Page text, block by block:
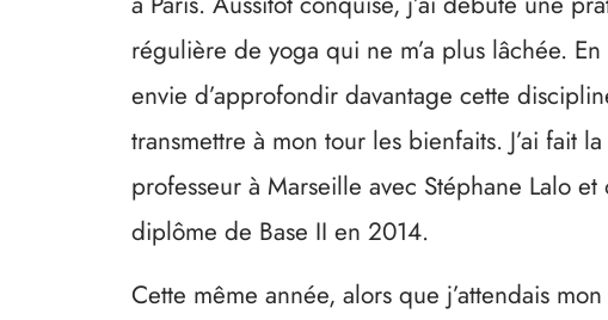
régulière de yoga qui ne m’a plus lâchée. En
envie d’approfondir davantage cette
transmettre à mon tour les bienfaits. J’ai fait
professeur à Marseille avec Stéphane Lalo
diplôme de Base II en 2014.
Cette même année, alors que j’attendais